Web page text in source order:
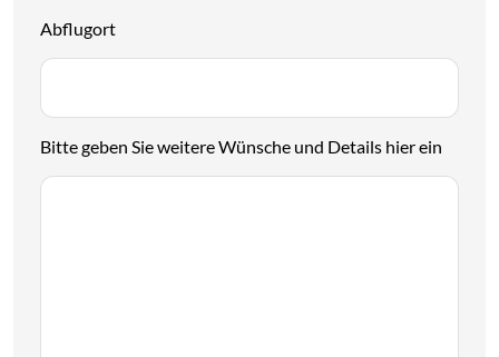
Abflugort
Bitte geben Sie weitere Wünsche und Details hier ein